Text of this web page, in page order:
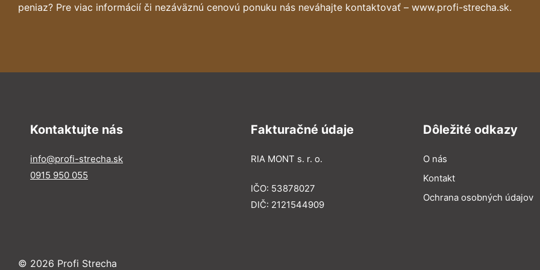
peniaz? Pre viac informácií či nezáväznú cenovú ponuku nás neváhajte kontaktovať – www.profi-strecha.sk.
Kontaktujte nás
info@profi-strecha.sk
0915 950 055
Fakturačné údaje
RIA MONT s. r. o.
IČO: 53878027
DIČ: 2121544909
Dôležité odkazy
O nás
Kontakt
Ochrana osobných údajov
© 2026 Profi Strecha